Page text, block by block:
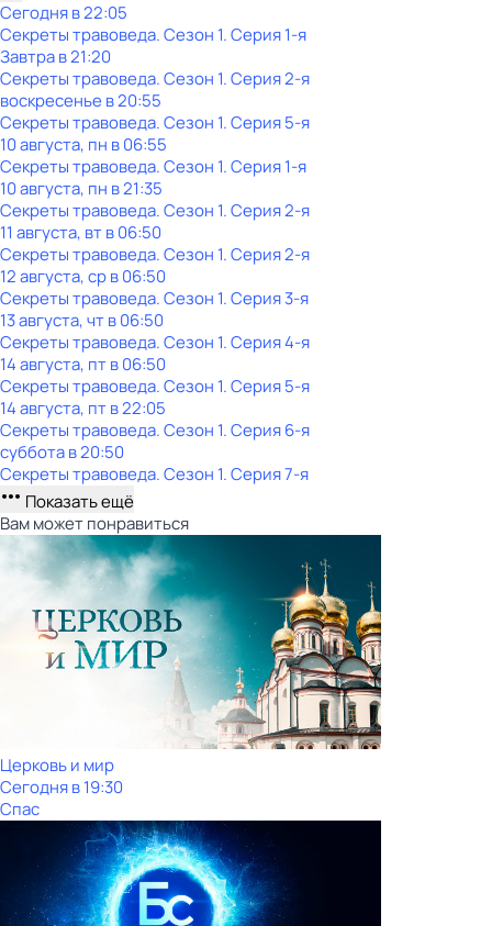
Сегодня в 22:05
Секреты травоведа. Сезон 1. Серия 1-я
Завтра в 21:20
Секреты травоведа. Сезон 1. Серия 2-я
воскресенье в20:55
Секреты травоведа. Сезон 1. Серия 5-я
10 августа, пн в 06:55
Секреты травоведа. Сезон 1. Серия 1-я
10 августа, пн в 21:35
Секреты травоведа. Сезон 1. Серия 2-я
11 августа, вт в 06:50
Секреты травоведа. Сезон 1. Серия 2-я
12 августа, ср в 06:50
Секреты травоведа. Сезон 1. Серия 3-я
13 августа, чт в 06:50
Секреты травоведа. Сезон 1. Серия 4-я
14 августа, пт в 06:50
Секреты травоведа. Сезон 1. Серия 5-я
14 августа, пт в 22:05
Секреты травоведа. Сезон 1. Серия 6-я
субботав20:50
Секреты травоведа. Сезон 1. Серия 7-я
Показать ещё
Вам может понравиться
Церковь и мир
Сегодня в 19:30
Спас